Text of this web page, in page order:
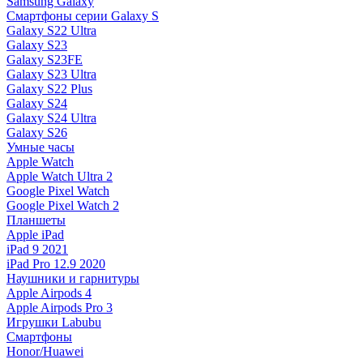
Смартфоны серии Galaxy S
Galaxy S22 Ultra
Galaxy S23
Galaxy S23FE
Galaxy S23 Ultra
Galaxy S22 Plus
Galaxy S24
Galaxy S24 Ultra
Galaxy S26
Умные часы
Apple Watch
Apple Watch Ultra 2
Google Pixel Watch
Google Pixel Watch 2
Планшеты
Apple iPad
iPad 9 2021
iPad Pro 12.9 2020
Наушники и гарнитуры
Apple Airpods 4
Apple Airpods Pro 3
Игрушки Labubu
Смартфоны
Honor/Huawei